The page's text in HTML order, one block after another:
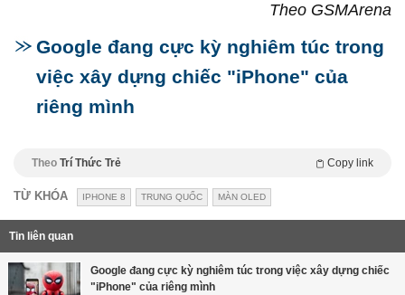
Theo GSMArena
Google đang cực kỳ nghiêm túc trong
việc xây dựng chiếc "iPhone" của
riêng mình
Theo Trí Thức Trẻ Copy link
TỪ KHÓA IPHONE 8 TRUNG QUỐC MÀN OLED
Tin liên quan
Google đang cực kỳ nghiêm túc trong việc xây dựng chiếc
"iPhone" của riêng mình